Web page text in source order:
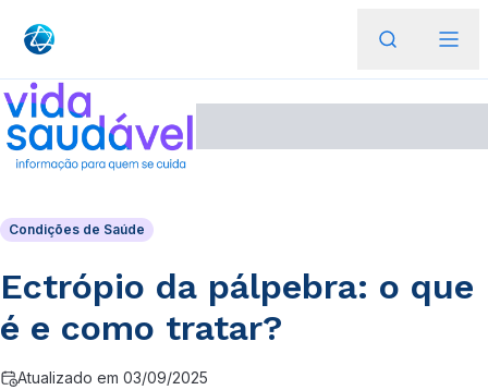
Condições de Saúde
Ectrópio da pálpebra: o que
é e como tratar?
Atualizado em 03/09/2025